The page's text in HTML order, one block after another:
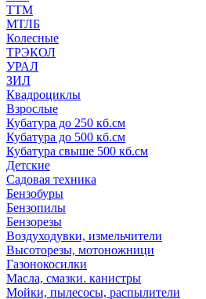
ТТМ
МТЛБ
Колесные
ТРЭКОЛ
УРАЛ
ЗИЛ
Квадроциклы
Взрослые
Кубатура до 250 кб.см
Кубатура до 500 кб.см
Кубатура свыше 500 кб.см
Детские
Садовая техника
Бензобуры
Бензопилы
Бензорезы
Воздуходувки, измельчители
Высоторезы, мотоножници
Газонокосилки
Масла, смазки. канистры
Мойки, пылесосы, распылители